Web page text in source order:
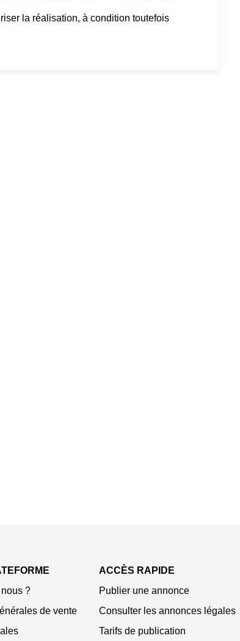
la réalisation, à condition toutefois
?
de vente
ACCÈS RAPIDE
Publier une annonce
Consulter les annonces légales
Tarifs de publication